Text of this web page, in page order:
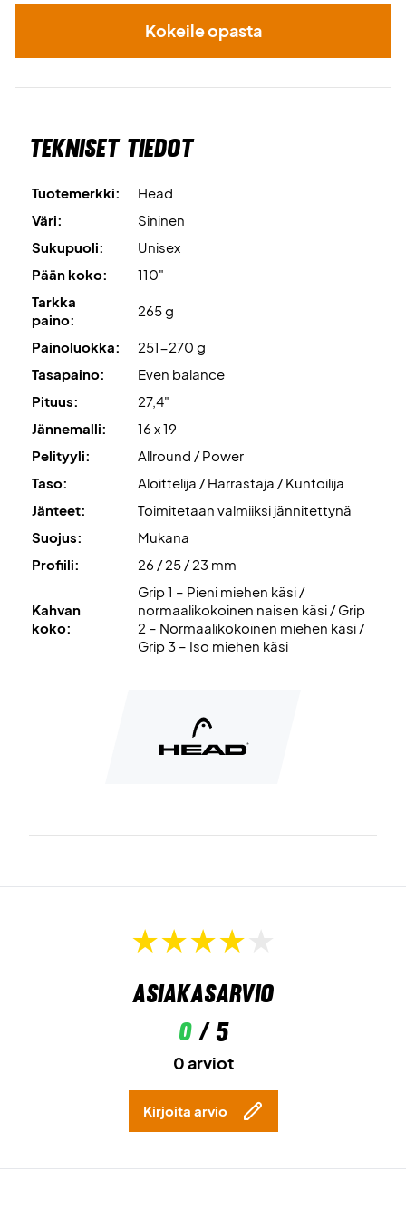
Toimitetaan tehtaan tennisjänteillä -
tennisjänteet!
Wilson Revolven ja 24 kg:n jousitusta.
Mukana toimitetaanmyös suojus!
Kokeile opasta
Tekniset tiedot
Tuotemerkki:
Head
Väri:
Sininen
Sukupuoli:
Unisex
Pään koko:
110"
Tarkka
paino:
265 g
Painoluokka:
251-270 g
Tasapaino:
Even balance
Pituus:
27,4"
Jännemalli:
16 x 19
Pelityyli:
Allround / Power
Taso:
Aloittelija / Harrastaja / Kuntoilija
Jänteet:
Toimitetaan valmiiksi jännitettynä
Suojus:
Mukana
Profiili:
26 / 25 / 23 mm
Kahvan
koko:
Grip 1 – Pieni miehen käsi /
normaalikokoinen naisen käsi / Grip
2 – Normaalikokoinen miehen käsi /
Grip 3 – Iso miehen käsi
Asiakasarvio
0/ 5
0 arviot
Kirjoita arvio